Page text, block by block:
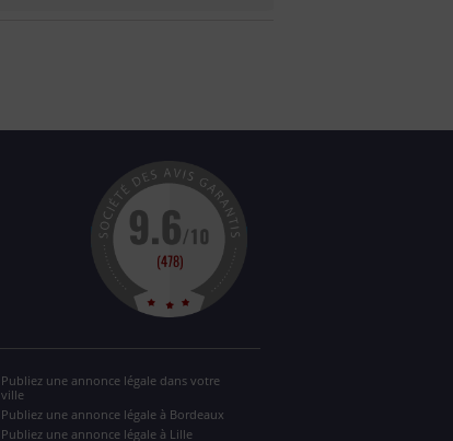
Publiez une annonce légale dans votre
ville
Publiez une annonce légale à Bordeaux
Publiez une annonce légale à Lille